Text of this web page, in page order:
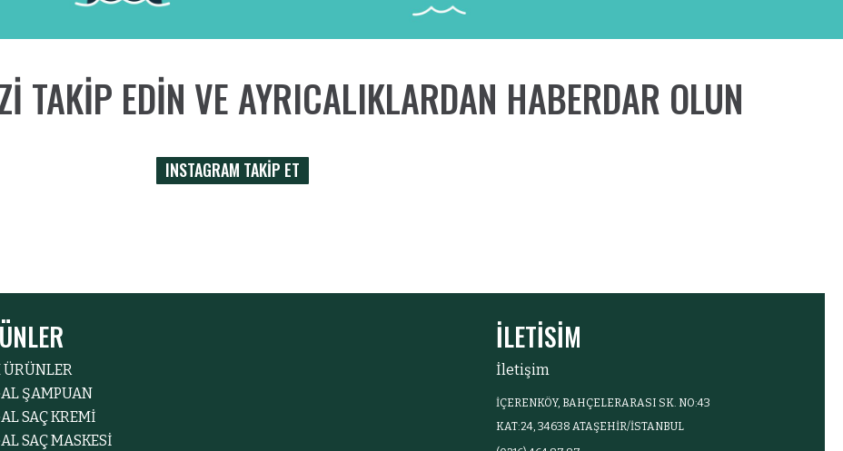
TAKIP EDIN VE AYRICALIKLARDAN HABERDAR OLUN
INSTAGRAM TAKİP ET
ÜRÜNLER
ŞAMPUAN
SAÇ KREMİ
SAÇ MASKESİ
İLETİSİM
İletişim
İÇERENKÖY, BAHÇELERARASI SK. NO:43
KAT:24, 34638 ATAŞEHIR/İSTANBUL